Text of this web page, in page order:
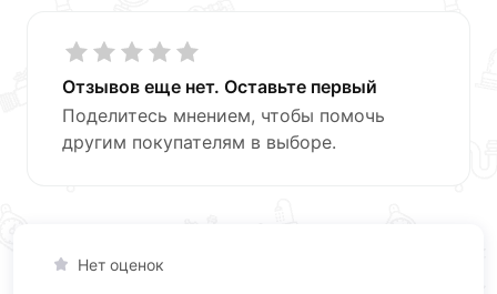
Отзывов еще нет. Оставьте первый
Поделитесь мнением, чтобы помочь
другим покупателям в выборе.
Нет оценок